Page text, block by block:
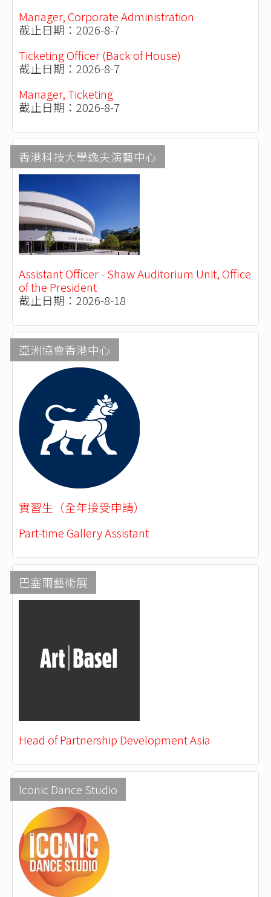
Manager, Corporate Administration
截止日期：2026-8-7
Ticketing Officer (Back of House)
截止日期：2026-8-7
Manager, Ticketing
截止日期：2026-8-7
香港科技大學逸夫演藝中心
Assistant Officer - Shaw Auditorium Unit, Office
of the President
截止日期：2026-8-18
亞洲協會香港中心
實習生（全年接受申請）
Part-time Gallery Assistant
巴塞爾藝術展
Head of Partnership Development Asia
Iconic Dance Studio